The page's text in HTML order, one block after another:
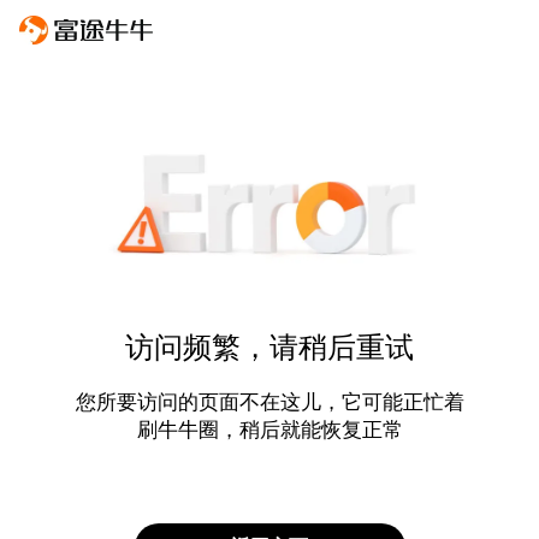
访问频繁，请稍后重试
您所要访问的页面不在这儿，它可能正忙着
刷牛牛圈，稍后就能恢复正常